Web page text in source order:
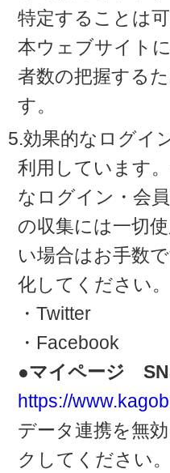
特定することは
本ウェブサイト
者数の把握する
す。
5.効果的なログイ
利用しています
なログイン・会
の収集には一切
い場合はお手数
化してください。
・Twitter
・Facebook
●マイページ
https://
データ連携を無
クしてください。